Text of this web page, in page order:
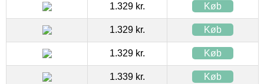
1.329 kr. Køb
1.329 kr. Køb
1.329 kr. Køb
1.339 kr. Køb